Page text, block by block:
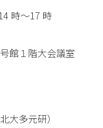
時～17 時
１階大会議室
多元研）